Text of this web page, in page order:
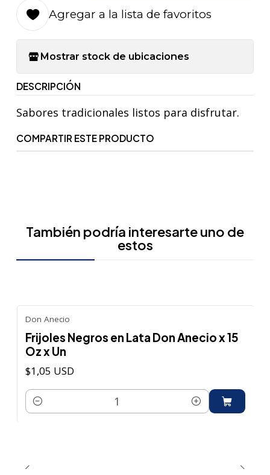
Agregar a la lista de favoritos
Mostrar stock de ubicaciones
DESCRIPCIÓN
Sabores tradicionales listos para disfrutar.
COMPARTIR ESTE PRODUCTO
También podría interesarte uno de
estos
Don Anecio
Frijoles Negros en Lata Don Anecio x 15
Oz x Un
$1,05 USD
Cantidad